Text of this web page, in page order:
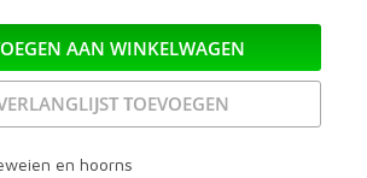
AAN WINKELWAGEN
TOEVOEGEN
en hoorns